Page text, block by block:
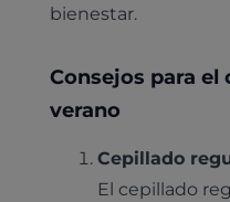
bienestar.
Consejos para el
verano
Cepillado
El cepillado